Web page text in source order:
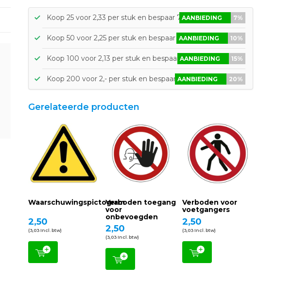
Koop 25 voor 2,33 per stuk en bespaar 7%AANBIEDING 7%
Koop 50 voor 2,25 per stuk en bespaar 10%AANBIEDING 10%
Koop 100 voor 2,13 per stuk en bespaar 15%AANBIEDING 15%
Koop 200 voor 2,- per stuk en bespaar 20%AANBIEDING 20%
Gerelateerde producten
Waarschuwingspictogram
2,50
(3,03 Incl. btw)
Verboden toegang
voor
onbevoegden
2,50
(3,03 Incl. btw)
Verboden voor
voetgangers
2,50
(3,03 Incl. btw)